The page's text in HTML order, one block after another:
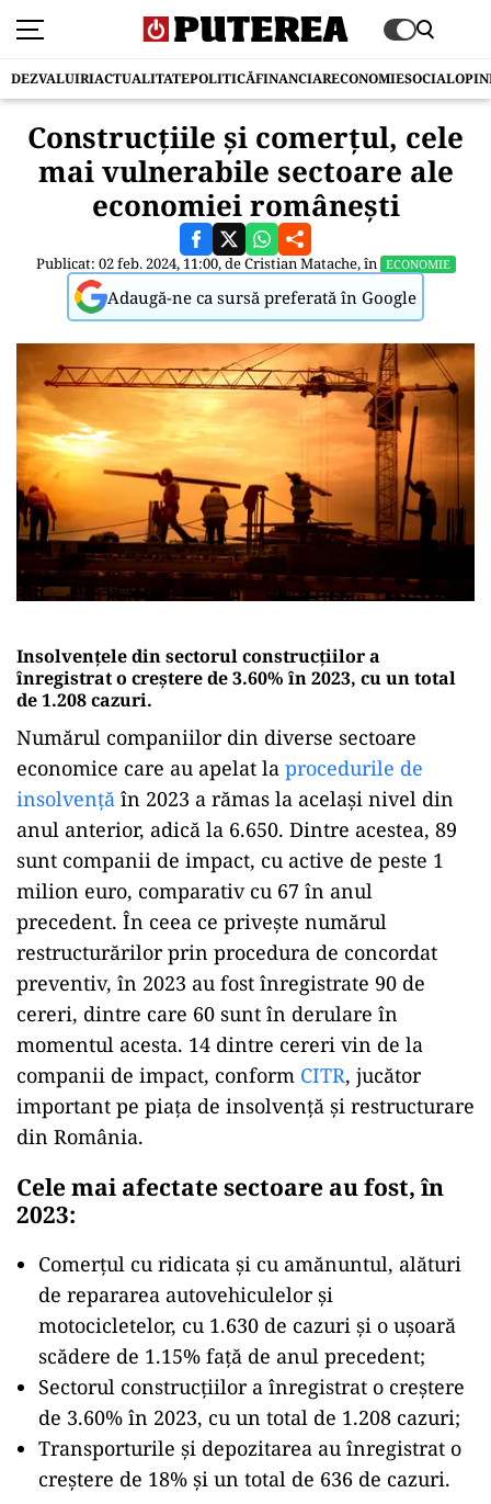
DEZVALUIRIACTUALITATEPOLITICĂFINANCIARECONOMIESOCIAL
Construcțiile și comerțul, cele
mai vulnerabile sectoare ale
economiei românești
Publicat: 02 feb. 2024, 11:00, deCristian Matache, în ECONOMIE
Adaugă-ne ca sursă preferată în Google
Insolvențele din sectorul construcțiilor a
înregistrat o creștere de 3.60% în 2023, cu un total
de 1.208 cazuri.
Numărul companiilor din diverse sectoare
economice care au apelat la procedurile de
insolvență în 2023 a rămas la același nivel din
anul anterior, adică la 6.650. Dintre acestea, 89
sunt companii de impact, cu active de peste 1
milion euro, comparativ cu 67 în anul
precedent. În ceea ce privește numărul
restructurărilor prin procedura de concordat
preventiv, în 2023 au fost înregistrate 90 de
cereri, dintre care 60 sunt în derulare în
momentul acesta. 14 dintre cereri vin de la
companii de impact, conform CITR, jucător
important pe piața de insolvență și restructurare
din România.
Cele mai afectate sectoare au fost, în
2023:
Comerțul cu ridicata și cu amănuntul, alături
de repararea autovehiculelor și
motocicletelor, cu 1.630 de cazuri și o ușoară
scădere de 1.15% față de anul precedent;
Sectorul construcțiilor a înregistrat o creștere
de 3.60% în 2023, cu un total de 1.208 cazuri;
Transporturile și depozitarea au înregistrat o
creștere de 18% și un total de 636 de cazuri.